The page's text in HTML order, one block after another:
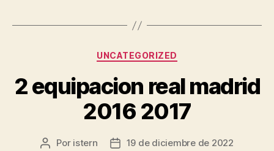
Categorías
UNCATEGORIZED
2 equipacion real madrid
2016 2017
Autor
Por istern
Fecha19 de diciembre de 2022